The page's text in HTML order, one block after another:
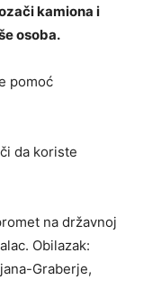
kamiona i
osoba.
pomoć
da koriste
na državnoj
Obilazak:
Graberje,